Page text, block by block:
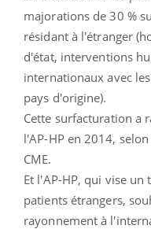
majorations de 30 %
résidant à l'étranger
d'état, interventions
internationaux avec
pays d'origine).
Cette surfacturation a
l'AP-HP en 2014,
CME.
Et l'AP-HP, qui vise
patients étrangers,
rayonnement à